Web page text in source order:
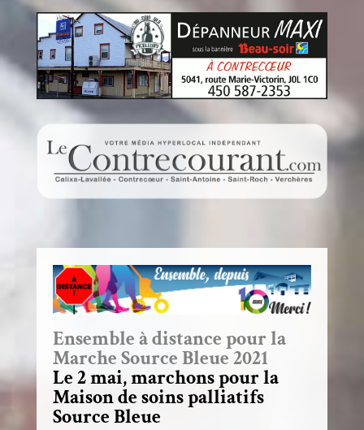
Ensemble à distance pour la
Marche Source Bleue 2021
Le 2 mai, marchons pour la
Maison de soins palliatifs
Source Bleue